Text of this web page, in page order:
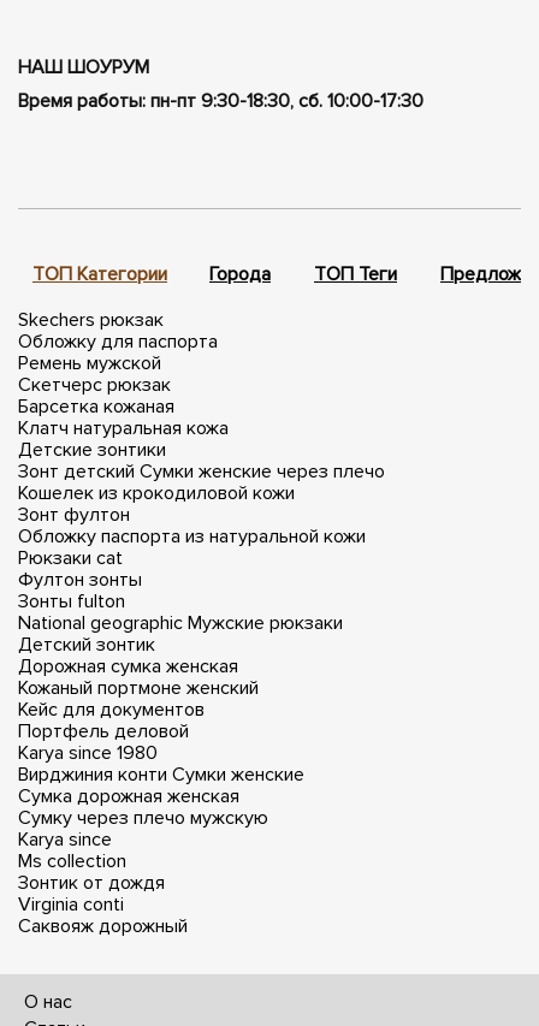
НАШ ШОУРУМ
Время работы: пн-пт 9:30-18:30, сб. 10:00-17:30
ТОП Категории Города ТОП Теги
Skechers рюкзак
Обложку для паспорта
Ремень мужской
Скетчерс рюкзак
Барсетка кожаная
Клатч натуральная кожа
Детские зонтики
Зонт детский Сумки женские через плечо
Кошелек из крокодиловой кожи
Зонт фултон
Обложку паспорта из натуральной кожи
Рюкзаки cat
Фултон зонты
Зонты fulton
National geographic Мужские рюкзаки
Детский зонтик
Дорожная сумка женская
Кожаный портмоне женский
Кейс для документов
Портфель деловой
Karya since 1980
Вирджиния конти Сумки женские
Сумка дорожная женская
Сумку через плечо мужскую
Karya since
Ms collection
Зонтик от дождя
Virginia conti
Саквояж дорожный
О нас